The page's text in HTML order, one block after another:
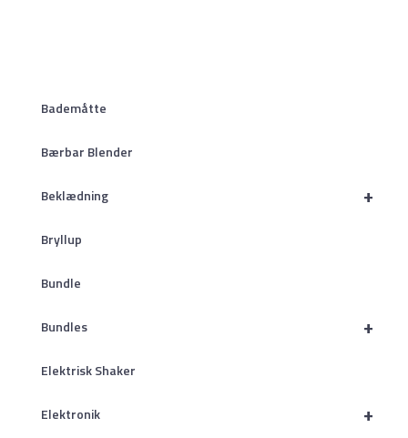
Bademåtte
Bærbar Blender
+
Beklædning
Bryllup
Bundle
+
Bundles
Elektrisk Shaker
+
Elektronik